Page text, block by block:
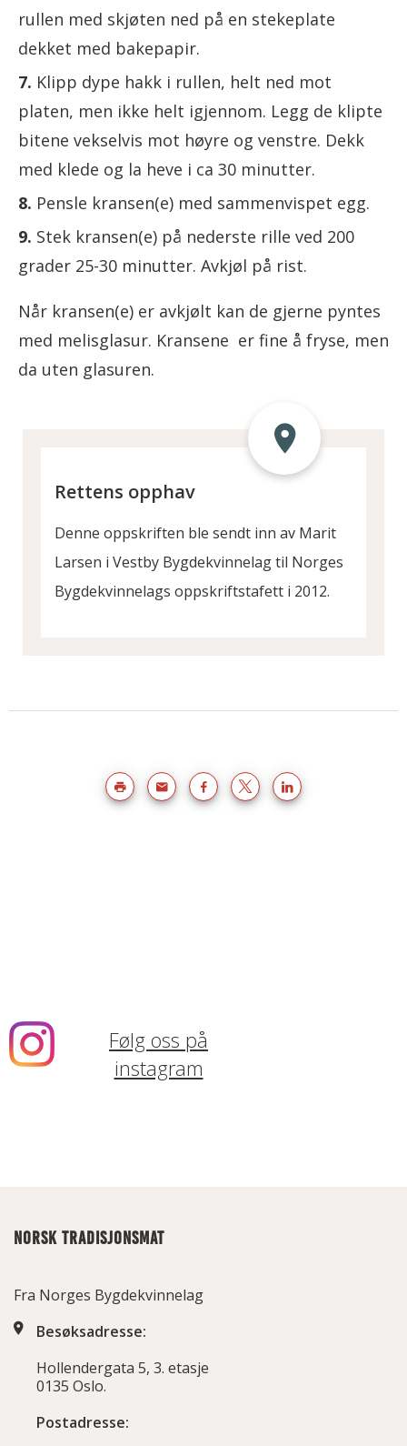
rullen med skjøten ned på en stekeplate
dekket med bakepapir.
Klipp dype hakk i rullen, helt ned mot
platen, men ikke helt igjennom. Legg de klipte
bitene vekselvis mot høyre og venstre. Dekk
med klede og la heve i ca 30 minutter.
Pensle kransen(e) med sammenvispet egg.
Stek kransen(e) på nederste rille ved 200
grader 25-30 minutter. Avkjøl på rist.
Når kransen(e) er avkjølt kan de gjerne pyntes
med melisglasur. Kransene er fine å fryse, men
da uten glasuren.
Rettens opphav
Denne oppskriften ble sendt inn av Marit
Larsen i Vestby Bygdekvinnelag til Norges
Bygdekvinnelags oppskriftstafett i 2012.
Følg oss på
instagram
NORSK TRADISJONSMAT
Fra Norges Bygdekvinnelag
Besøksadresse:
Hollendergata 5, 3. etasje
0135 Oslo.
Postadresse: